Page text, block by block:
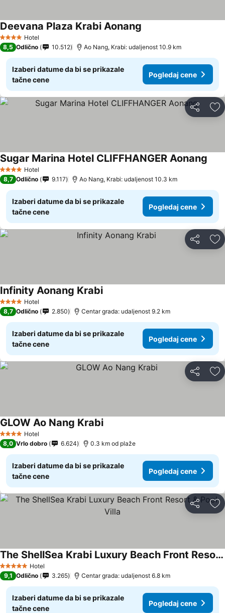
4 ZvezdiceHotel
Deevana Plaza Krabi Aonang
8,5 Odlično 10.512 Ao Nang, Krabi: udaljenost 10.9 km
Izaberi datume da bi se prikazale
tačne cene
Pogledaj cene
Deli
4 ZvezdiceHotel
Sugar Marina Hotel CLIFFHANGER Aonang
8,7 Odlično 9.117 Ao Nang, Krabi: udaljenost 10.3 km
Izaberi datume da bi se prikazale
tačne cene
Pogledaj cene
Deli
4 ZvezdiceHotel
Infinity Aonang Krabi
8,7 Odlično 2.850 Centar grada: udaljenost 9.2 km
Izaberi datume da bi se prikazale
tačne cene
Pogledaj cene
Deli
4 ZvezdiceHotel
GLOW Ao Nang Krabi
8,0 Vrlo dobro 6.624 0.3 km od plaže
Izaberi datume da bi se prikazale
tačne cene
Pogledaj cene
Deli
5 ZvezdiceHotel
The ShellSea Krabi Luxury Beach Front Resort & Pool Villa
9,1 Odlično 3.265 Centar grada: udaljenost 6.8 km
Izaberi datume da bi se prikazale
tačne cene
Pogledaj cene